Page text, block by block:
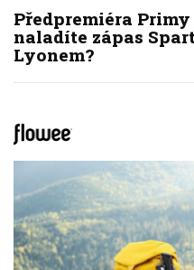
Předpremiéra
naladíte zápas
Lyonem?